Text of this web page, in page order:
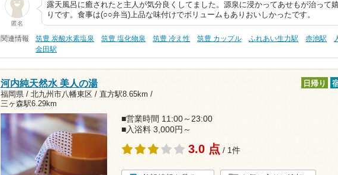
匿名
露天風呂に癒されたと主人が気分良くしてました。源泉に浸かってあせもが治って
りです。食事は(○○弁当)上品な味付けでボリュームもありおいしかったです。
関連情報 筑豊 炭酸水素塩泉 筑豊 塩化物泉 筑豊 冷え性 筑豊 カップル ふれあい生力駅 赤池駅
金田駅
河内純天然水 美人の湯
福岡県 / 北九州市八幡東区 / 直方駅8.65km /
三ヶ森駅6.29km
日帰り
■営業時間 11:00～23:00
■入浴料 3,000円～
3.0 点 / 1件